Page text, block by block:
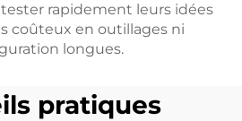
rapidement leurs idées
coûteux en outillages ni
longues.
pratiques